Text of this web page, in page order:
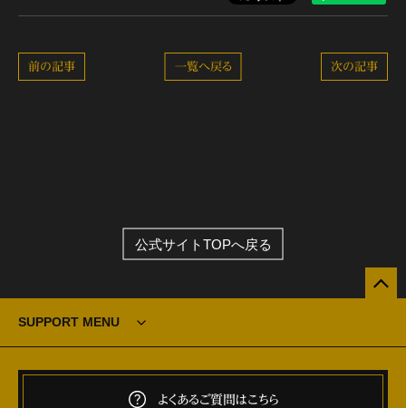
次の記事
一覧へ戻る
前の記事
公式サイトTOPへ戻る
SUPPORT MENU
よくあるご質問はこちら